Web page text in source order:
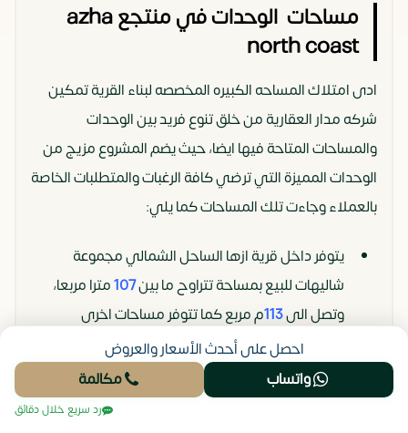
مساحات الوحدات في منتجع azha
north coast
ادى امتلاك المساحه الكبيره المخصصه لبناء القرية تمكين
شركه مدار العقارية من خلق تنوع فريد بين الوحدات
والمساحات المتاحة فيها ايضا، حيث يضم المشروع مزيج من
الوحدات المميزة التي ترضي كافة الرغبات والمتطلبات الخاصة
بالعملاء وجاءت تلك المساحات كما يلي:
يتوفر داخل قرية ازها الساحل الشمالي مجموعة
شاليهات للبيع بمساحة تتراوح ما بين107مترا مربعا،
وتصل الى113م مربع كما تتوفر مساحات اخرى
مختلفة.
يبدأ مساحة التاون هاوس من مساحة150متر مربعا.
كما يوجد في المشروع ايضا وحدات توين هاوس تبداء
احصل على أحدث الأسعار والعروض
واتساب
مكالمة
رد سريع خلال دقائق